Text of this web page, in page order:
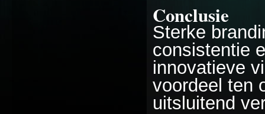
Conclusie
Sterke
consistentie
innovatieve
voordeel ten
uitsluitend